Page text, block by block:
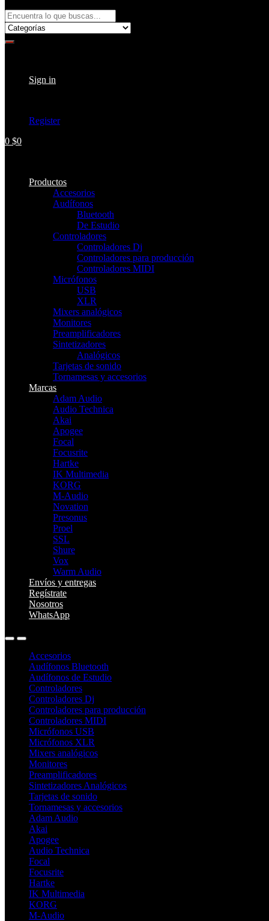
Search
for:
Sign in
Register
0 $0
Productos
Accesorios
Audífonos
Bluetooth
De Estudio
Controladores
Controladores Dj
Controladores para producción
Controladores MIDI
Micrófonos
USB
XLR
Mixers analógicos
Monitores
Preamplificadores
Sintetizadores
Analógicos
Tarjetas de sonido
Tornamesas y accesorios
Marcas
Adam Audio
Audio Technica
Akai
Apogee
Focal
Focusrite
Hartke
IK Multimedia
KORG
M-Audio
Novation
Presonus
Proel
SSL
Shure
Vox
Warm Audio
Envíos y entregas
Regístrate
Nosotros
WhatsApp
Accesorios
Audífonos Bluetooth
Audífonos de Estudio
Controladores
Controladores Dj
Controladores para producción
Controladores MIDI
Micrófonos USB
Micrófonos XLR
Mixers analógicos
Monitores
Preamplificadores
Sintetizadores Analógicos
Tarjetas de sonido
Tornamesas y accesorios
Adam Audio
Akai
Apogee
Audio Technica
Focal
Focusrite
Hartke
IK Multimedia
KORG
M-Audio